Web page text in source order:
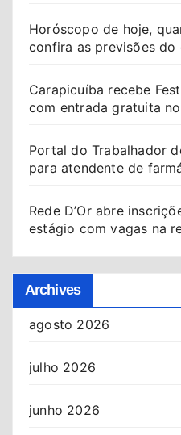
Horóscopo de hoje,
confira as previsões do
Carapicuíba recebe
com entrada gratuita
Portal do Trabalhador
para atendente de
Rede D’Or abre
estágio com vagas na
Archives
agosto 2026
julho 2026
junho 2026